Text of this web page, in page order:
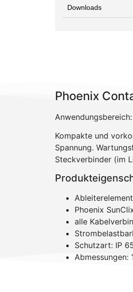
Downloads
Phoenix
Kompakte und
Spannung.
Steckverbinder (im
Phoenix
alle
Schutzart: IP
Abmessungen: